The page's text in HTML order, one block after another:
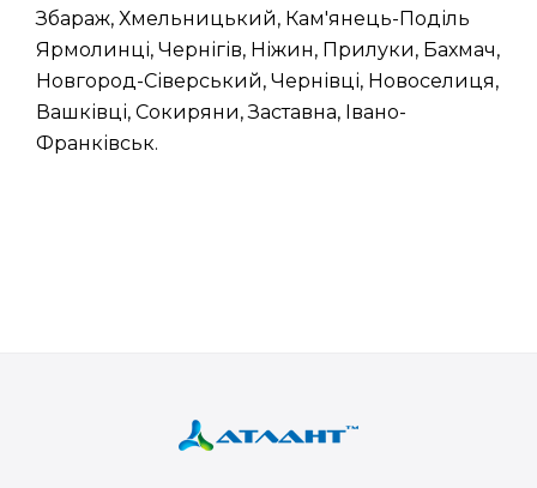
Збараж, Хмельницький, Кам'янець-Поділь
Ярмолинці, Чернігів, Ніжин, Прилуки, Бахмач,
Новгород-Сіверський, Чернівці, Новоселиця,
Вашківці, Сокиряни, Заставна, Івано-
Франківськ.